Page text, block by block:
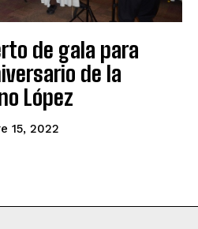
de gala para
de la
López
15, 2022